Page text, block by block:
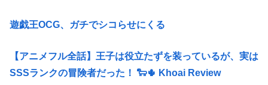
遊戯王OCG、ガチでシコらせにくる
【アニメフル全話】王子は役立たずを装っているが、実は
SSSランクの冒険者だった！ 🐑🌵 Khoai Review